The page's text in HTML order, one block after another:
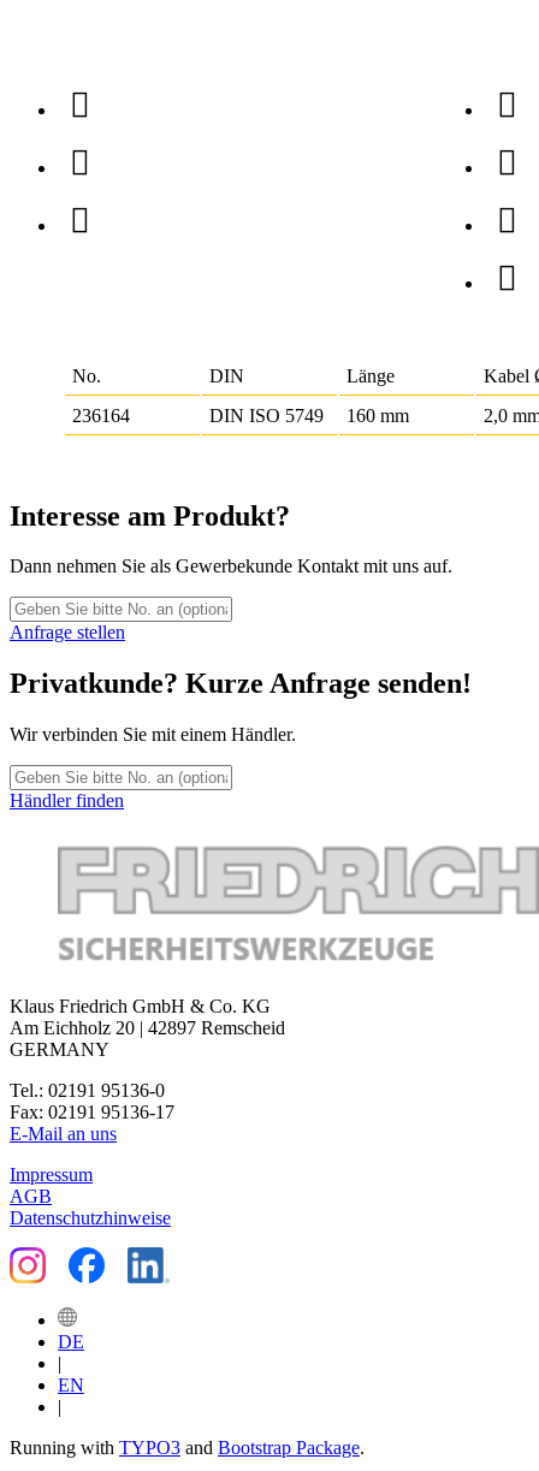
No. DIN Länge
Kabel
236164
DIN ISO 5749 160 mm 2,0
Interesse am Produkt?
Dann nehmen Sie als Gewerbekunde Kontakt mit uns auf.
Anfrage stellen
Privatkunde? Kurze Anfrage senden!
Wir verbinden Sie mit einem Händler.
Händler finden
Klaus Friedrich GmbH & Co. KG
Am Eichholz 20 | 42897 Remscheid
GERMANY
Tel.: 02191 95136-0
Fax: 02191 95136-17
E-Mail an uns
Impressum
AGB
Datenschutzhinweise
DE
|
EN
|
Running with TYPO3 and Bootstrap Package.